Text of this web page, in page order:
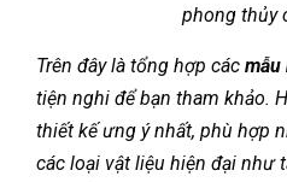
phong thủy
Trên đây là tổng hợp các mẫu
tiện nghi để bạn tham khảo.
thiết kế ưng ý nhất, phù hợp
các loại vật liệu hiện đại như